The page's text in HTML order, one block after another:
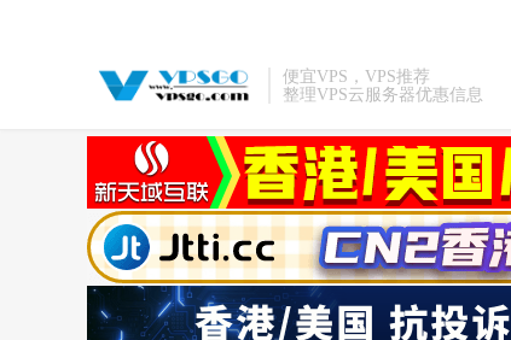
便宜VPS，VPS推荐
整理VPS云服务器优惠信息